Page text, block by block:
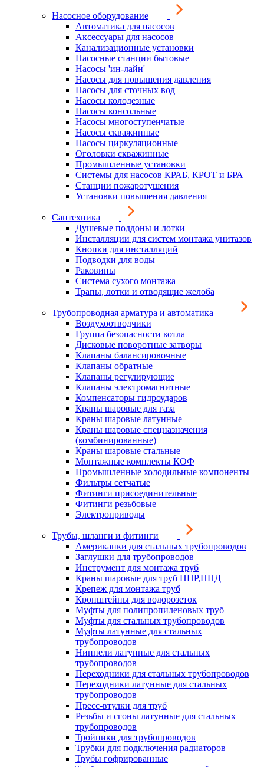
Насосное оборудование
Автоматика для насосов
Аксессуары для насосов
Канализационные установки
Насосные станции бытовые
Насосы 'ин-лайн'
Насосы для повышения давления
Насосы для сточных вод
Насосы колодезные
Насосы консольные
Насосы многоступенчатые
Насосы скважинные
Насосы циркуляционные
Оголовки скважинные
Промышленные установки
Системы для насосов КРАБ, КРОТ и БРА
Станции пожаротушения
Установки повышения давления
Сантехника
Душевые поддоны и лотки
Инсталляции для систем монтажа унитазов
Кнопки для инсталляций
Подводки для воды
Раковины
Система сухого монтажа
Трапы, лотки и отводящие желоба
Трубопроводная арматура и автоматика
Воздухоотводчики
Группа безопасности котла
Дисковые поворотные затворы
Клапаны балансировочные
Клапаны обратные
Клапаны регулирующие
Клапаны электромагнитные
Компенсаторы гидроударов
Краны шаровые для газа
Краны шаровые латунные
Краны шаровые спецназначения
(комбинированные)
Краны шаровые стальные
Монтажные комплекты КОФ
Промышленные холодильные компоненты
Фильтры сетчатые
Фитинги присоединительные
Фитинги резьбовые
Электроприводы
Трубы, шланги и фитинги
Американки для стальных трубопроводов
Заглушки для трубопроводов
Инструмент для монтажа труб
Краны шаровые для труб ППР,ПНД
Крепеж для монтажа труб
Кронштейны для водорозеток
Муфты для полипропиленовых труб
Муфты для стальных трубопроводов
Муфты латунные для стальных
трубопроводов
Ниппели латунные для стальных
трубопроводов
Переходники для стальных трубопроводов
Переходники латунные для стальных
трубопроводов
Пресс-втулки для труб
Резьбы и сгоны латунные для стальных
трубопроводов
Тройники для трубопроводов
Трубки для подключения радиаторов
Трубы гофрированные